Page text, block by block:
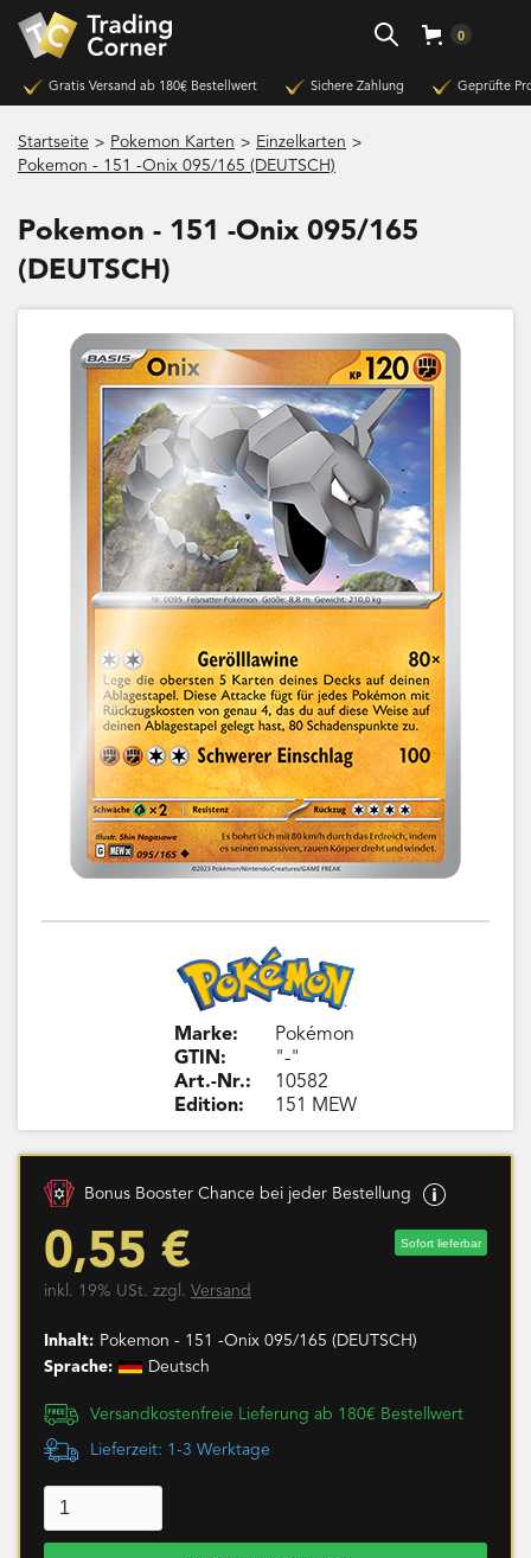
0
Gratis Versand ab 180€ Bestellwert Sichere Zahlung Geprüfte
Startseite > Pokemon Karten > Einzelkarten >
Pokemon - 151 -Onix 095/165 (DEUTSCH)
Pokemon - 151 -Onix 095/165
(DEUTSCH)
Marke:
GTIN:
Art.-Nr.:
Edition:
Pokémon
"-"
10582
151 MEW
Bonus Booster Chance bei jeder Bestellung
0,55 € Sofort lieferbar
inkl. 19% USt. zzgl. Versand
Inhalt: Pokemon - 151 -Onix 095/165 (DEUTSCH)
Sprache:
Deutsch
Versandkostenfreie Lieferung ab 180€ Bestellwert
Lieferzeit: 1-3 Werktage